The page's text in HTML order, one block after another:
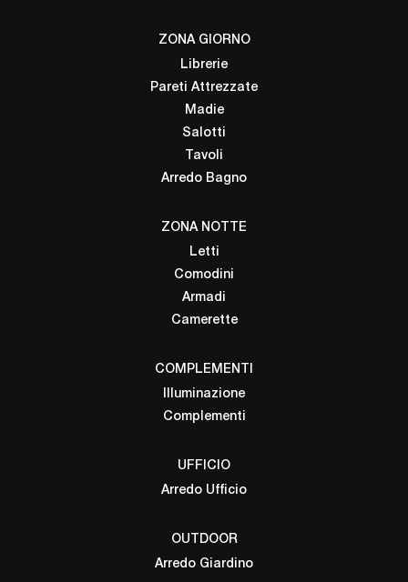
ZONA GIORNO
Librerie
Pareti Attrezzate
Madie
Salotti
Tavoli
Arredo Bagno
ZONA NOTTE
Letti
Comodini
Armadi
Camerette
COMPLEMENTI
Illuminazione
Complementi
UFFICIO
Arredo Ufficio
OUTDOOR
Arredo Giardino